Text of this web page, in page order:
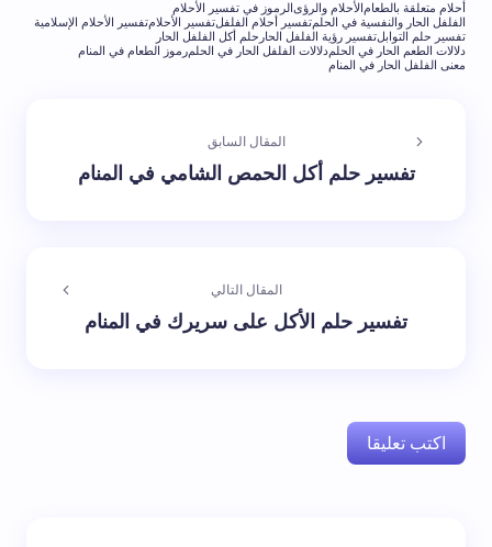
أحلام متعلقة بالطعامالأحلام والرؤىالرموز في تفسير الأحلام
الفلفل الحار والنفسية في الحلمتفسير أحلام الفلفلتفسير الأحلامتفسير الأحلام الإسلامية
تفسير حلم التوابلتفسير رؤية الفلفل الحار حلم أكل الفلفل الحار
دلالات الطعم الحار في الحلمدلالات الفلفل الحار في الحلمرموز الطعام في المنام
معنى الفلفل الحار في المنام
المقال السابق
تفسير حلم أكل الحمص الشامي في المنام
المقال التالي
تفسير حلم الأكل على سريرك في المنام
اكتب تعليقا